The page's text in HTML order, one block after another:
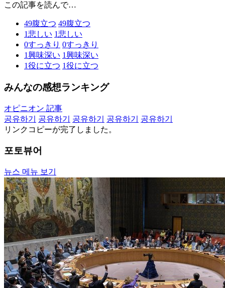
この記事を読んで…
49腹立つ 49腹立つ
1悲しい 1悲しい
0すっきり 0すっきり
1興味深い 1興味深い
1役に立つ 1役に立つ
みんなの感想ランキング
オピニオン 記事
공유하기
공유하기 공유하기 공유하기
공유하기
リンクコピーが完了しました。
포토뷰어
뉴스 메뉴 보기